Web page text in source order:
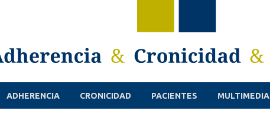
ADHERENCIA CRONICIDAD PACIENTES MULTIMEDIA